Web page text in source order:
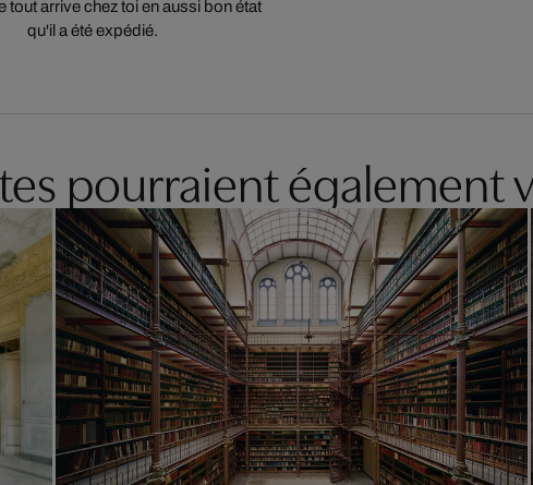
tout arrive chez toi en aussi bon état
qu'il a été expédié.
pourraient également